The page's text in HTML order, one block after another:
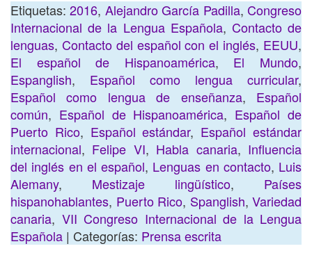
Etiquetas:2016, Alejandro García Padilla,Congreso
Internacional de la Lengua Española, Contacto de
lenguas, Contacto del español con el inglés, EEUU,
El español de Hispanoamérica, El Mundo,
Espanglish, Español como lengua curricular,
Español como lengua de enseñanza, Español
común, Español de Hispanoamérica, Español de
Puerto Rico, Español estándar, Español estándar
internacional, Felipe VI, Habla canaria, Influencia
del inglés en el español, Lenguas en contacto, Luis
Alemany, Mestizaje lingüístico, Países
hispanohablantes, Puerto Rico, Spanglish, Variedad
canaria, VII Congreso Internacional de la Lengua
Española | Categorías: Prensa escrita